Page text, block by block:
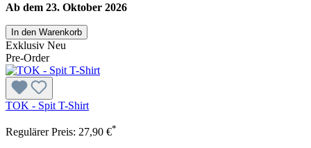
Ab dem 23. Oktober 2026
In den Warenkorb
Exklusiv Neu
Pre-Order
TOK - Spit T-Shirt
Regulärer Preis: 27,90 €*